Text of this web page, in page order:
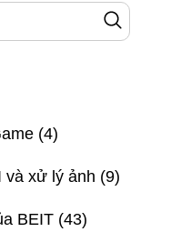
(4)
và xử lý ảnh (9)
BEIT (43)